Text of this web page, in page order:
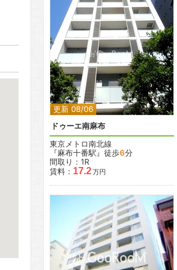
更新 08/06
2
ドゥーエ南麻布
東京メトロ南北線
『麻布十番駅』徒歩6分
間取り：1R
賃料： 17.2万円
2 2